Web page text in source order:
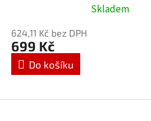
Skladem
624,11 Kč bez DPH
699 Kč
Do košíku